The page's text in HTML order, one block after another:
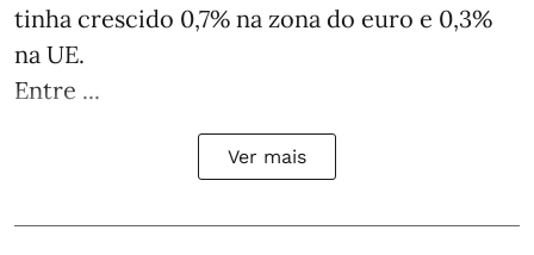
tinha crescido 0,7% na zona do euro e 0,3%
na UE.
Entre ...
Ver mais